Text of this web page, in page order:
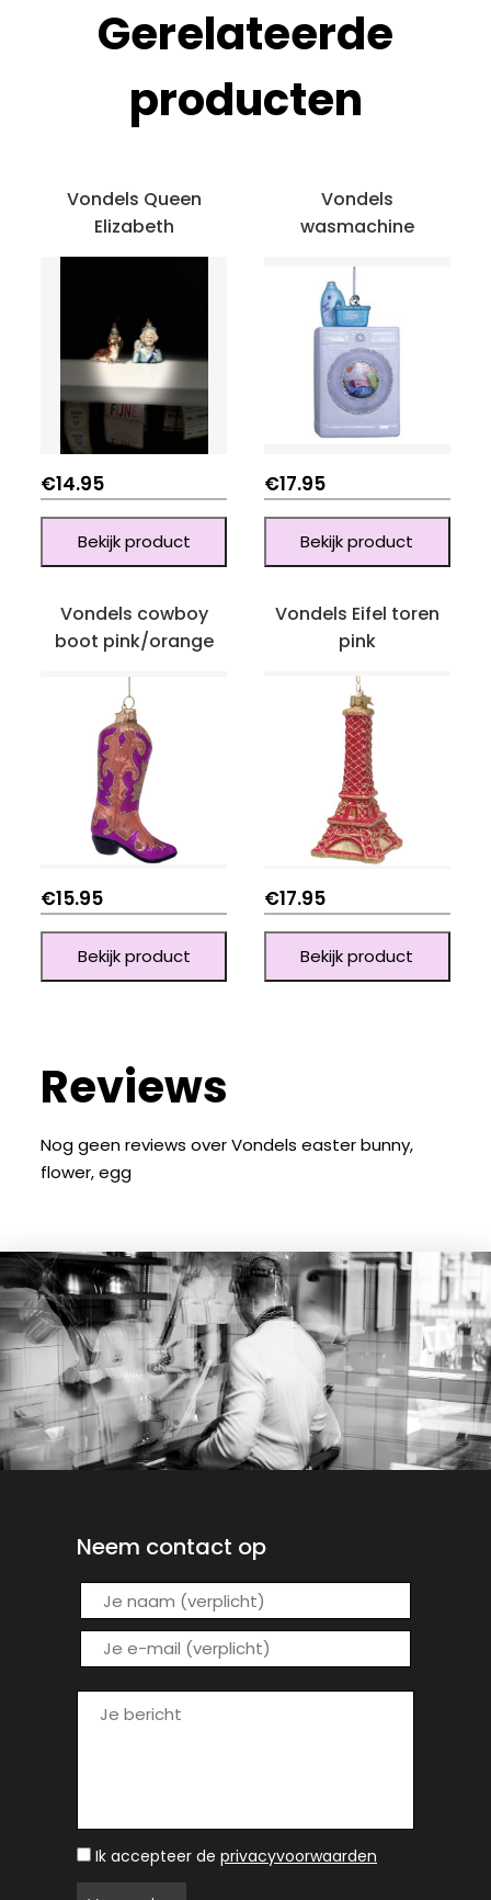
Gerelateerde
producten
Vondels Queen
Elizabeth
€14.95
Bekijk product
Vondels
wasmachine
€17.95
Bekijk product
Vondels cowboy
boot pink/orange
€15.95
Bekijk product
Vondels Eifel toren
pink
€17.95
Bekijk product
Reviews
Nog geen reviews over Vondels easter bunny,
flower, egg
Neem contact op
Ik accepteer de privacyvoorwaarden